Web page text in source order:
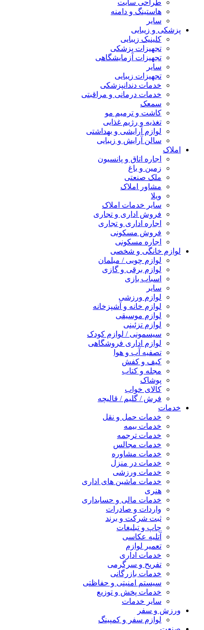
طراحی سایت
هاستینگ و دامنه
سایر
پزشکی و زیبایی
کلینیک زیبایی
تجهیزات پزشکی
تجهیزات آزمایشگاهی
سایر
تجهیزات زیبایی
خدمات دندانپزشکی
خدمات درمانی و مراقبتی
سمعک
کاشت و ترمیم مو
تغذیه و رژیم غذایی
لوازم آرایشی و بهداشتی
سالن آرایش و زیبایی
املاک
اجاره اتاق و پانسیون
زمین و باغ
ملک صنعتی
مشاور املاک
ویلا
سایر خدمات املاک
فروش اداری و تجاری
اجاره اداری و تجاری
فروش مسکونی
اجاره مسکونی
لوازم خانگی و شخصی
لوازم چوبی / مبلمان
لوازم برقی و گازی
اسباب بازی
سایر
لوازم ورزشی
لوازم خانه و آشپزخانه
لوازم موسیقی
لوازم تزئینی
سیسمونی / لوازم کودک
لوازم اداری فروشگاهی
تصفیه آب و هوا
کیف و کفش
مجله و کتاب
پوشاک
کالای خواب
فرش / گلیم / قالیچه
خدمات
خدمات حمل و نقل
خدمات بیمه
خدمات ترجمه
خدمات مجالس
خدمات مشاوره
خدمات در منزل
خدمات ورزشی
خدمات ماشین های اداری
هنری
خدمات مالی و حسابداری
واردات و صادرات
ثبت شرکت و برند
چاپ و تبلیغات
آتلیه عکاسی
تعمیر لوازم
خدمات اداری
تفریح و سرگرمی
خدمات بازرگانی
سیستم امنیتی و حفاظتی
خدمات پخش و توزیع
سایر خدمات
ورزش و سفر
لوازم سفر و کمپینگ